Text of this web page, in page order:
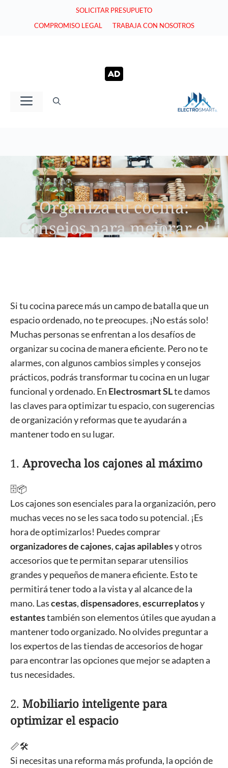
SOLICITAR PRESUPUETO
COMPROMISO LEGAL
TRABAJA CON NOSOTROS
Menú
Organiza tu cocina:
Consejos para mejorar el
Si tu cocina parece más un campo de batalla que un
espacio ordenado, no te preocupes. ¡No estás solo!
Muchas personas se enfrentan a los desafíos de
organizar su cocina de manera eficiente. Pero no te
alarmes, con algunos cambios simples y consejos
prácticos, podrás transformar tu cocina en un lugar
funcional y ordenado. En Electrosmart SLte damos
las claves para optimizar tu espacio, con sugerencias
de organización y reformas que te ayudarán a
mantener todo en su lugar.
1. Aprovecha los cajones al máximo
🗄️📦
Los cajones son esenciales para la organización, pero
muchas veces no se les saca todo su potencial. ¡Es
hora de optimizarlos! Puedes comprar
organizadores de cajones,cajas apilablesy otros
accesorios que te permitan separar utensilios
grandes y pequeños de manera eficiente. Esto te
permitirá tener todo a la vista y al alcance de la
mano. Lascestas,dispensadores,escurreplatosy
estantestambién son elementos útiles que ayudan a
mantener todo organizado. No olvides preguntar a
los expertos de las tiendas de accesorios de hogar
para encontrar las opciones que mejor se adapten a
tus necesidades.
2. Mobiliario inteligente para
optimizar el espacio
📏🛠️
Si necesitas una reforma más profunda, la opción de